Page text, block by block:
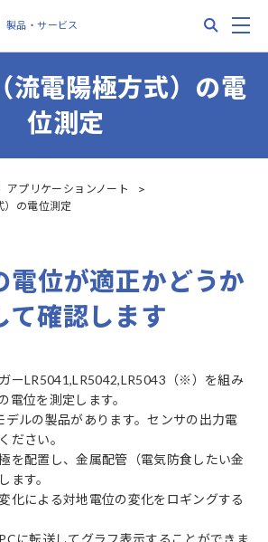
製品・サービス
流電陽極方式）の電
位測定
アプリケーションノート
）の電位測定
電位が適正かどうか
て確認します
ーLR5041,LR5042,LR5043（※）を組み
電位を測定します。
ルの製品があります。センサの出力電
ださい。
を配置し、金属配管（電気防食したい金
ます。
化による対地電位の変化をロギングする
に転送してグラフ表示することができま